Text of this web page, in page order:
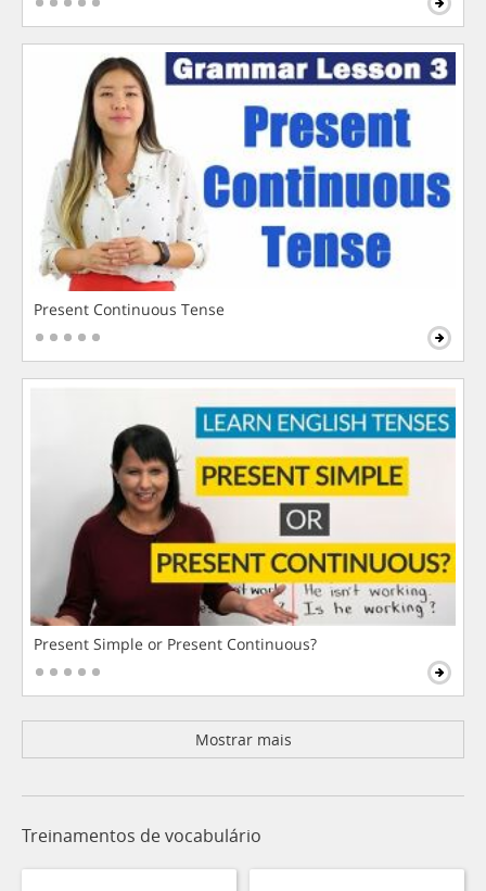
Present Continuous Tense
Present Simple or Present Continuous?
Mostrar mais
Treinamentos de vocabulário